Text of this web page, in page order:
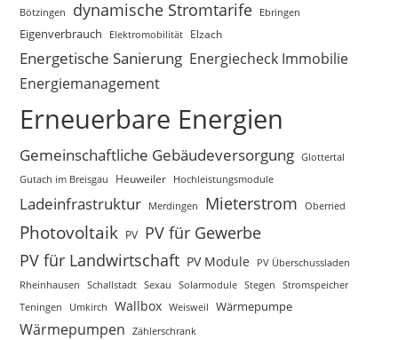
Bötzingen dynamische Stromtarife Ebringen
Eigenverbrauch Elektromobilität Elzach
Energetische Sanierung Energiecheck Immobilie
Energiemanagement
Erneuerbare Energien
Gemeinschaftliche Gebäudeversorgung Glottertal
Gutach im Breisgau
Heuweiler Hochleistungsmodule
Ladeinfrastruktur Merdingen Mieterstrom Oberried
Photovoltaik PV PV für Gewerbe
PV für Landwirtschaft PV Module
PV Überschussladen
Rheinhausen
Schallstadt Sexau Solarmodule Stegen
Stromspeicher
Teningen
Umkirch Wallbox Weisweil Wärmepumpe
Wärmepumpen Zählerschrank